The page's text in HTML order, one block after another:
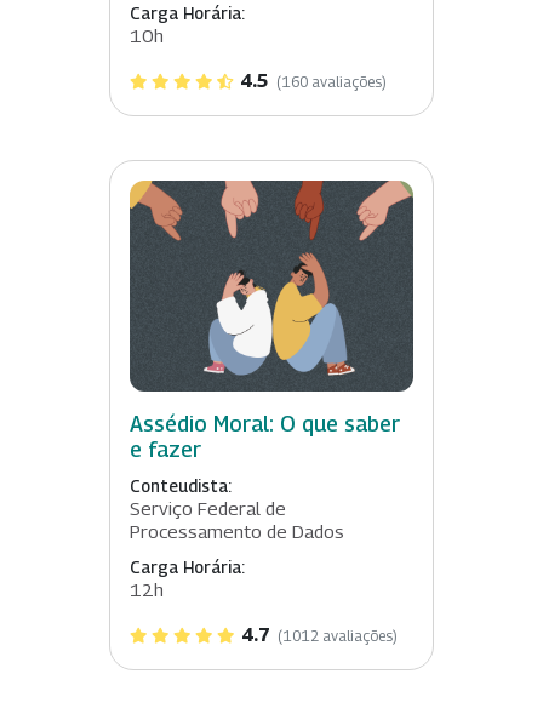
Carga Horária:
10h
4.5 (160 avaliações)
Assédio Moral: O que saber
e fazer
Conteudista:
Serviço Federal de
Processamento de Dados
Carga Horária:
12h
4.7 (1012 avaliações)